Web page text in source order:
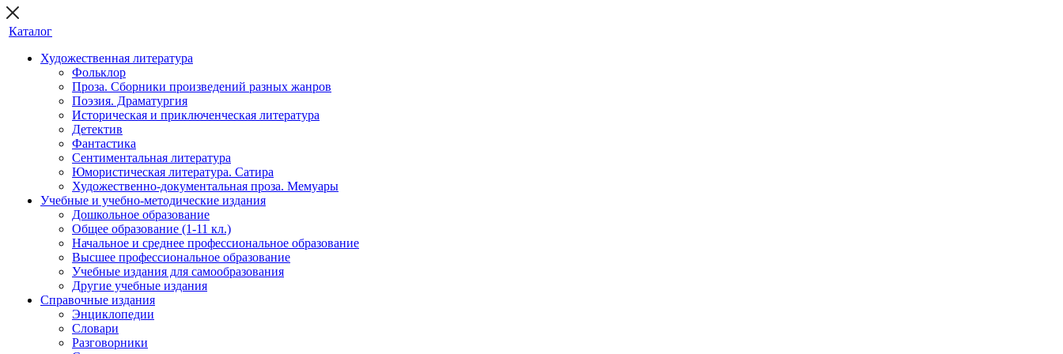
Каталог
Художественная литература
Фольклор
Проза. Сборники произведений разных жанров
Поэзия. Драматургия
Историческая и приключенческая литература
Детектив
Фантастика
Сентиментальная литература
Юмористическая литература. Сатира
Художественно-документальная проза. Мемуары
Учебные и учебно-методические издания
Дошкольное образование
Общее образование (1-11 кл.)
Начальное и среднее профессиональное образование
Высшее профессиональное образование
Учебные издания для самообразования
Другие учебные издания
Справочные издания
Энциклопедии
Словари
Разговорники